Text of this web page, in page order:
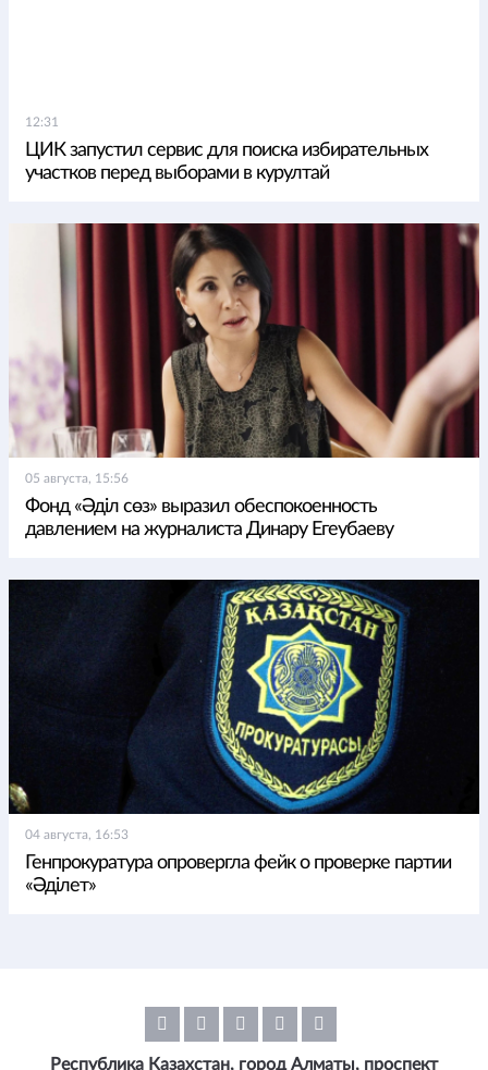
12:31
ЦИК запустил сервис для поиска избирательных
участков перед выборами в курултай
05 августа, 15:56
Фонд «Әділ сөз» выразил обеспокоенность
давлением на журналиста Динару Егеубаеву
04 августа, 16:53
Генпрокуратура опровергла фейк о проверке партии
«Әділет»
Республика Казахстан, город Алматы, проспект